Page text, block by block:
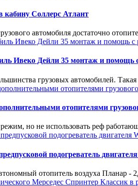
кабину Соллерс Атлант
автомобиля достаточно
Ивеко Дейли 35 монтаж и помощь
грузовых автомобилей.
отопителями
но не использовать реф
подогреватель
отопитель воздуха Планар